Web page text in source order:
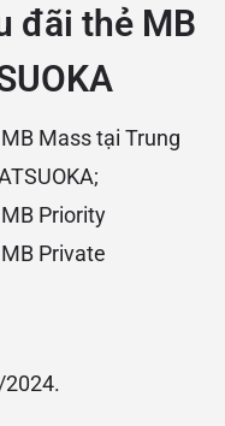
đãi thẻ MB
Mass tại Trung
Priority
Private